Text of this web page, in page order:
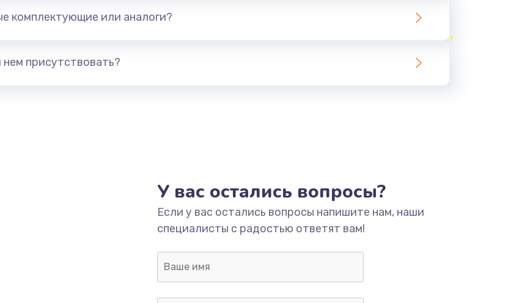
комплектующие или аналоги?
присутствовать?
У вас остались вопросы?
Если у вас остались вопросы напишите нам, наши
специалисты с радостью ответят вам!